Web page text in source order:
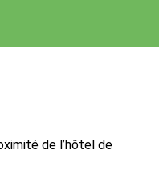
de l’hôtel de